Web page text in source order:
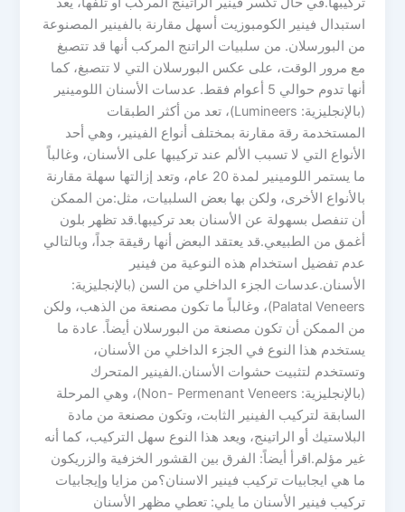
استبدال فينير الكومبوزيت أسهل مقارنة بالفينير المصنوعة
من البورسلان. من سلبيات الراتنج المركب أنها قد تتصبغ
مع مرور الوقت، على عكس البورسلان التي لا تتصبغ، كما
أنها تدوم حوالي 5 أعوام فقط. عدسات الأسنان اللومينير
(بالإنجليزية: Lumineers)، تعد من أكثر الطبقات
المستخدمة رقة مقارنة بمختلف أنواع الفينير، وهي أحد
الأنواع التي لا تسبب الألم عند تركيبها على الأسنان، وغالباً
ما يستمر اللومينير لمدة 20 عام، وتعد إزالتها سهلة مقارنة
بالأنواع الأخرى، ولكن بها بعض السلبيات، مثل:من الممكن
أن تنفصل بسهولة عن الأسنان بعد تركيبها.قد تظهر بلون
أغمق من الطبيعي.قد يعتقد البعض أنها رقيقة جداً، وبالتالي
عدم تفضيل استخدام هذه النوعية من فينير
الأسنان.عدسات الجزء الداخلي من السن (بالإنجليزية:
Palatal Veneers)، وغالباً ما تكون مصنعة من الذهب، ولكن
من الممكن أن تكون مصنعة من البورسلان أيضاً. عادة ما
يستخدم هذا النوع في الجزء الداخلي من الأسنان،
وتستخدم لتثبيت حشوات الأسنان.الفينير المتحرك
(بالإنجليزية: Non- Permenant Veneers)، وهي المرحلة
السابقة لتركيب الفينير الثابت، وتكون مصنعة من مادة
البلاستيك أو الراتينج، ويعد هذا النوع سهل التركيب، كما أنه
غير مؤلم.اقرأ أيضاً: الفرق بين القشور الخزفية والزريكون
ما هي ايجابيات تركيب فينير الاسنان؟من مزايا وإيجابيات
تركيب فينير الأسنان ما يلي: تعطي مظهر الأسنان